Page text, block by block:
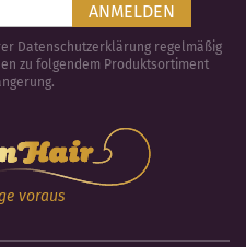
ANMELDEN
Datenschutzerklärung regelmäßig
zu folgendem Produktsortiment
voraus